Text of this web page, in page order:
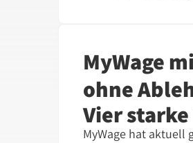
MyWage
ohne
Vier
MyWage hat aktuell